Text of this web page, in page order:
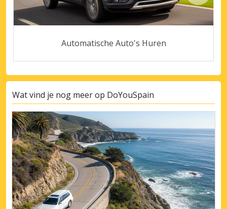
Automatische Auto's Huren
Wat vind je nog meer op DoYouSpain